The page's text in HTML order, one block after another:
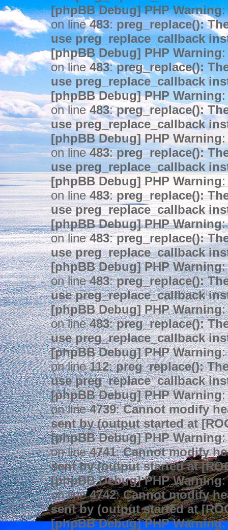
[phpBB Debug] PHP Warning:
on line483: preg_replace():
use preg_replace_callback
[phpBB Debug] PHP Warning
on line483:preg_replace():
use preg_replace_callback
[phpBB Debug] PHP Warning
on line483:preg_replace():
use preg_replace_callback
[phpBB Debug] PHP Warning
on line483:preg_replace():
use preg_replace_callback
[phpBB Debug] PHP Warning
on line483:preg_replace():
use preg_replace_callback
[phpBB Debug] PHP Warning:
on line483:preg_replace():
use preg_replace_callback
[phpBB Debug] PHP Warning:
on line483:preg_replace():
use preg_replace_callback
[phpBB Debug] PHP Warning:
on line483:preg_replace():
use preg_replace_callback
[phpBB Debug] PHP Warning:
on line112:preg_replace():
use preg_replace_callback
[phpBB Debug] PHP Warning:
on line4739:Cannot modify
sent by (output started at
[phpBB Debug] PHP Warning:
on line4741:Cannot modify
sent by (output started at
[phpBB Debug] PHP Warning
on line4742:Cannot modify
sent by (output started at
[phpBB Debug] PHP Warning: